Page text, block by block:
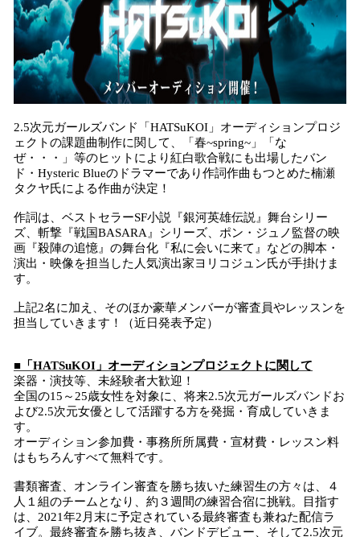
み
込
み
中
で
す
2.5次元ガールズバンド「HATSuKOI」オーディションプロジ
ェクトの課題曲制作に関して、「春~spring~」「な
ぜ・・・」等のヒットにより紅白歌合戦にも出場したバン
ド・Hysteric Blueのドラマーであり作詞作曲もつとめた楠瀬
タクヤ氏による作曲が決定！
作詞は、ベストセラーSF⼩説『銀河英雄伝説』舞台シリー
ズ、斬撃『戦国BASARA』シリーズ、ポン・ジュノ監督の映
画『殺陣の追憶』の舞台化『私に会いに来て』などの脚本・
演出・映像を担当した人気演出家ヨリコジュン氏が手掛けま
す。
上記2名に加え、そのほか豪華メンバーが審査員やレッスンを
担当していきます！（近日発表予定）
■「HATSuKOI」オーディションプロジェクトに関して
楽器・演技等、未経験者大歓迎！
全国の15～25歳女性を対象に、将来2.5次元ガールズバンドお
よび2.5次元女優として活躍する方を発掘・育成していきま
す。
オーディション参加費・事務所所属費・宣材費・レッスン料
はもちろんすべて無料です。
書類審査、オンライン審査を勝ち抜いた練習生の方々は、４
人１組のチームとなり、約３週間の練習合宿に挑戦。目指す
は、2021年2月末に予定されている最終審査も兼ねた配信ラ
イブ。最終審査を勝ち抜き、バンドデビュー、そして2.5次元